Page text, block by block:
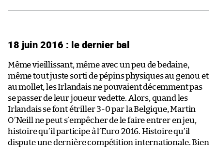
18 juin 2016 : le dernier bal
Même vieillissant, même avec un peu de bedaine,
même tout juste sorti de pépins physiques au genou et
au mollet, les Irlandais ne pouvaient décemment pas
se passer de leur joueur vedette. Alors, quand les
Irlandais se font étriller 3-0 par la Belgique, Martin
O’Neill ne peut s’empêcher de le faire entrer en jeu,
histoire qu’il participe à l’Euro 2016. Histoire qu’il
dispute une dernière compétition internationale. Bien